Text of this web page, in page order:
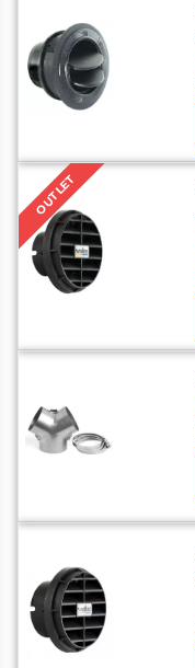
OUTLET